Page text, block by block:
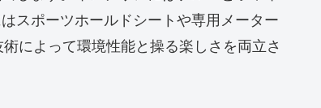
スポーツホールドシートや専用メーター
によって環境性能と操る楽しさを両立さ